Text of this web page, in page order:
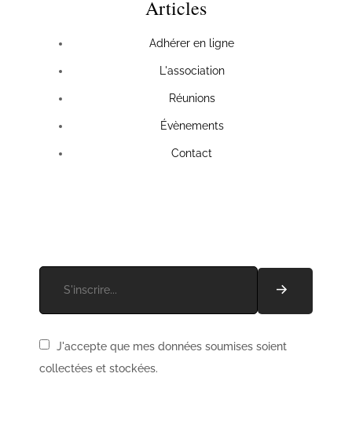
Articles
Adhérer en ligne
L'association
Réunions
Évènements
Contact
J'accepte que mes données soumises soient
collectées et stockées.